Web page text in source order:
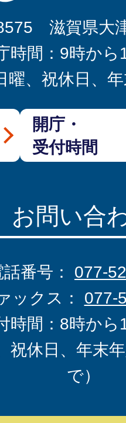
滋賀県大
時間：9時から
曜、祝休日、
開庁・
受付時間
お問い合
話番号： 077-
ックス： 077-
時間：8時から
祝休日、年末
で）